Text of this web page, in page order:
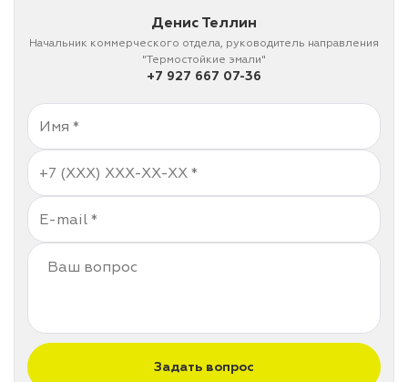
и эмали
Денис Теллин
Начальник коммерческого отдела, руководитель направления
"Термостойкие эмали"
+7 927 667 07-36
Задать вопрос